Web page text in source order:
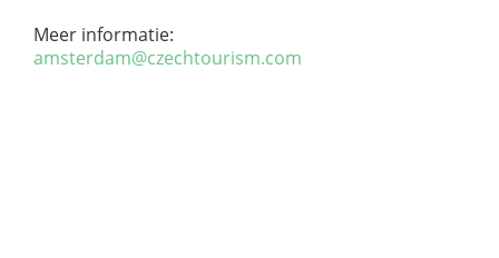
Meer informatie:
amsterdam@czechtourism.com